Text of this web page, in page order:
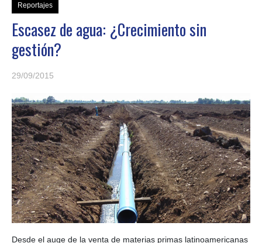
Reportajes
Escasez de agua: ¿Crecimiento sin
gestión?
29/09/2015
Desde el auge de la venta de materias primas latinoamericanas